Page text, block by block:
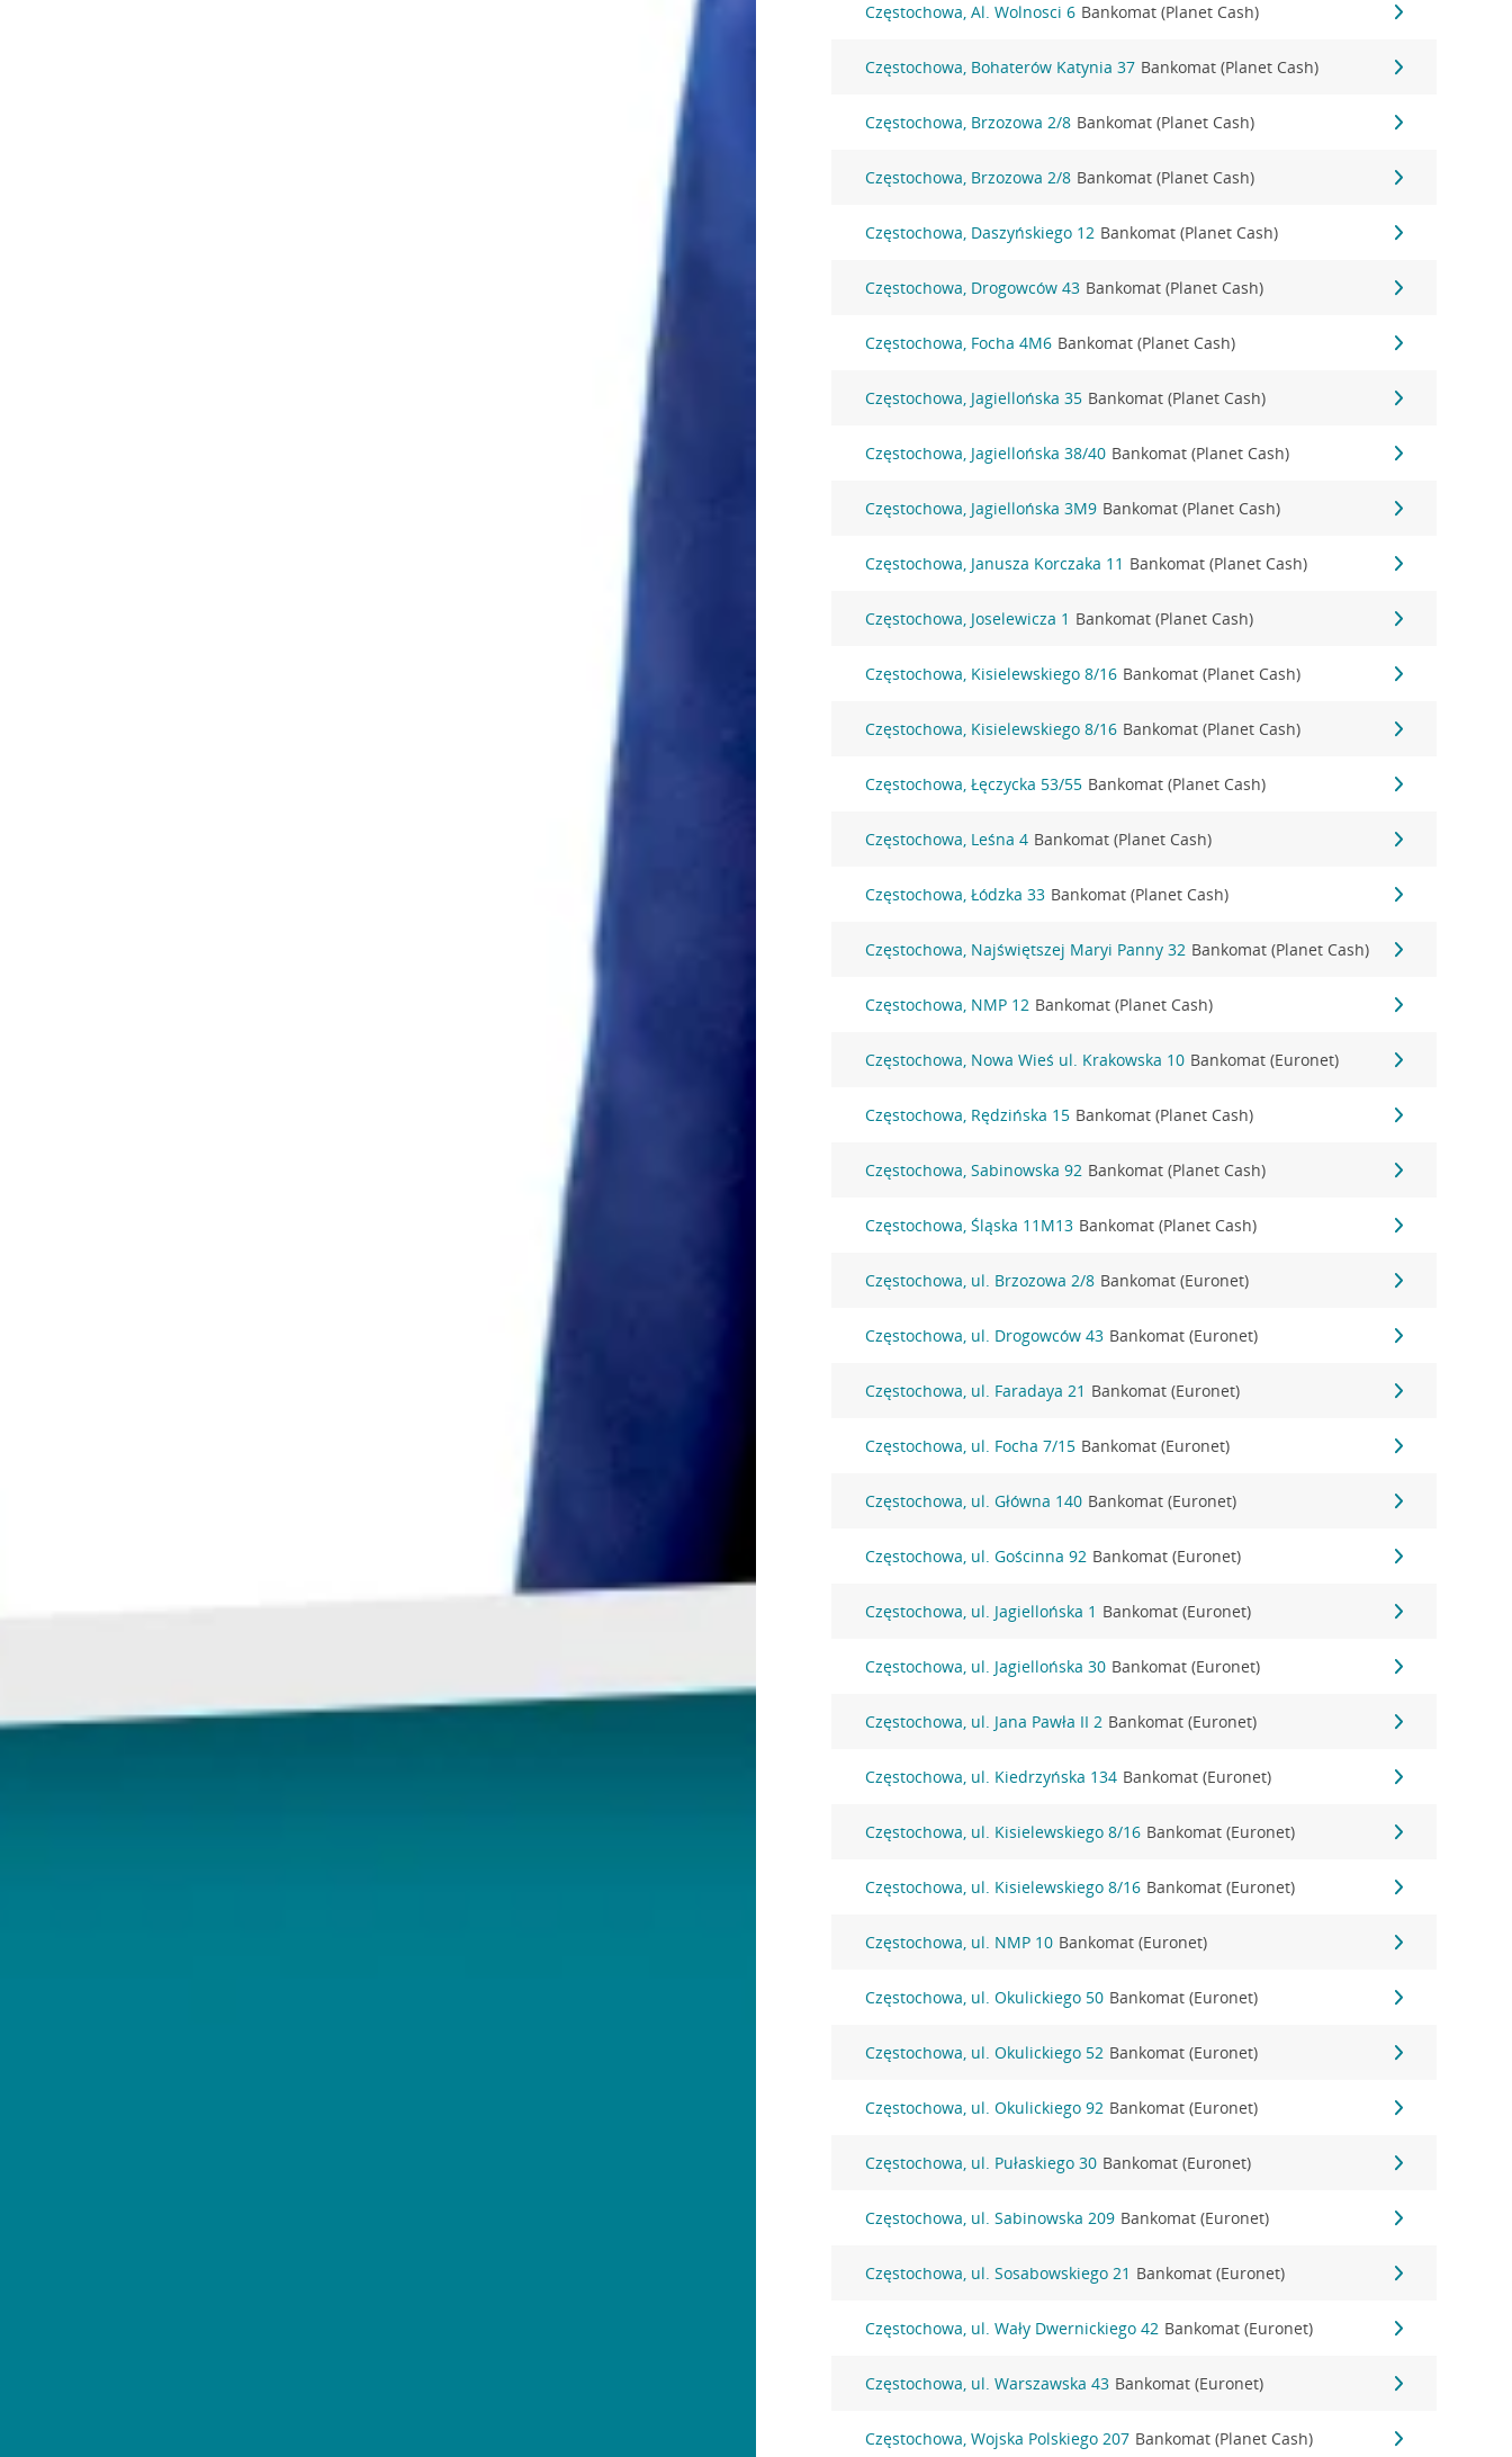
Częstochowa, Al. Wolnosci 6 Bankomat (Planet Cash)
Częstochowa, Bohaterów Katynia 37 Bankomat (Planet Cash)
Częstochowa, Brzozowa 2/8 Bankomat (Planet Cash)
Częstochowa, Brzozowa 2/8 Bankomat (Planet Cash)
Częstochowa, Daszyńskiego 12 Bankomat (Planet Cash)
Częstochowa, Drogowców 43 Bankomat (Planet Cash)
Częstochowa, Focha 4M6 Bankomat (Planet Cash)
Częstochowa, Jagiellońska 35 Bankomat (Planet Cash)
Częstochowa, Jagiellońska 38/40 Bankomat (Planet Cash)
Częstochowa, Jagiellońska 3M9 Bankomat (Planet Cash)
Częstochowa, Janusza Korczaka 11 Bankomat (Planet Cash)
Częstochowa, Joselewicza 1 Bankomat (Planet Cash)
Częstochowa, Kisielewskiego 8/16 Bankomat (Planet Cash)
Częstochowa, Kisielewskiego 8/16 Bankomat (Planet Cash)
Częstochowa, Łęczycka 53/55 Bankomat (Planet Cash)
Częstochowa, Leśna 4 Bankomat (Planet Cash)
Częstochowa, Łódzka 33 Bankomat (Planet Cash)
Częstochowa, Najświętszej Maryi Panny 32 Bankomat (Planet Cash)
Częstochowa, NMP 12 Bankomat (Planet Cash)
Częstochowa, Nowa Wieś ul. Krakowska 10 Bankomat (Euronet)
Częstochowa, Rędzińska 15 Bankomat (Planet Cash)
Częstochowa, Sabinowska 92 Bankomat (Planet Cash)
Częstochowa, Śląska 11M13 Bankomat (Planet Cash)
Częstochowa, ul. Brzozowa 2/8 Bankomat (Euronet)
Częstochowa, ul. Drogowców 43 Bankomat (Euronet)
Częstochowa, ul. Faradaya 21 Bankomat (Euronet)
Częstochowa, ul. Focha 7/15 Bankomat (Euronet)
Częstochowa, ul. Główna 140 Bankomat (Euronet)
Częstochowa, ul. Gościnna 92 Bankomat (Euronet)
Częstochowa, ul. Jagiellońska 1 Bankomat (Euronet)
Częstochowa, ul. Jagiellońska 30 Bankomat (Euronet)
Częstochowa, ul. Jana Pawła II 2 Bankomat (Euronet)
Częstochowa, ul. Kiedrzyńska 134 Bankomat (Euronet)
Częstochowa, ul. Kisielewskiego 8/16 Bankomat (Euronet)
Częstochowa, ul. Kisielewskiego 8/16 Bankomat (Euronet)
Częstochowa, ul. NMP 10 Bankomat (Euronet)
Częstochowa, ul. Okulickiego 50 Bankomat (Euronet)
Częstochowa, ul. Okulickiego 52 Bankomat (Euronet)
Częstochowa, ul. Okulickiego 92 Bankomat (Euronet)
Częstochowa, ul. Pułaskiego 30 Bankomat (Euronet)
Częstochowa, ul. Sabinowska 209 Bankomat (Euronet)
Częstochowa, ul. Sosabowskiego 21 Bankomat (Euronet)
Częstochowa, ul. Wały Dwernickiego 42 Bankomat (Euronet)
Częstochowa, ul. Warszawska 43 Bankomat (Euronet)
Częstochowa, Wojska Polskiego 207 Bankomat (Planet Cash)